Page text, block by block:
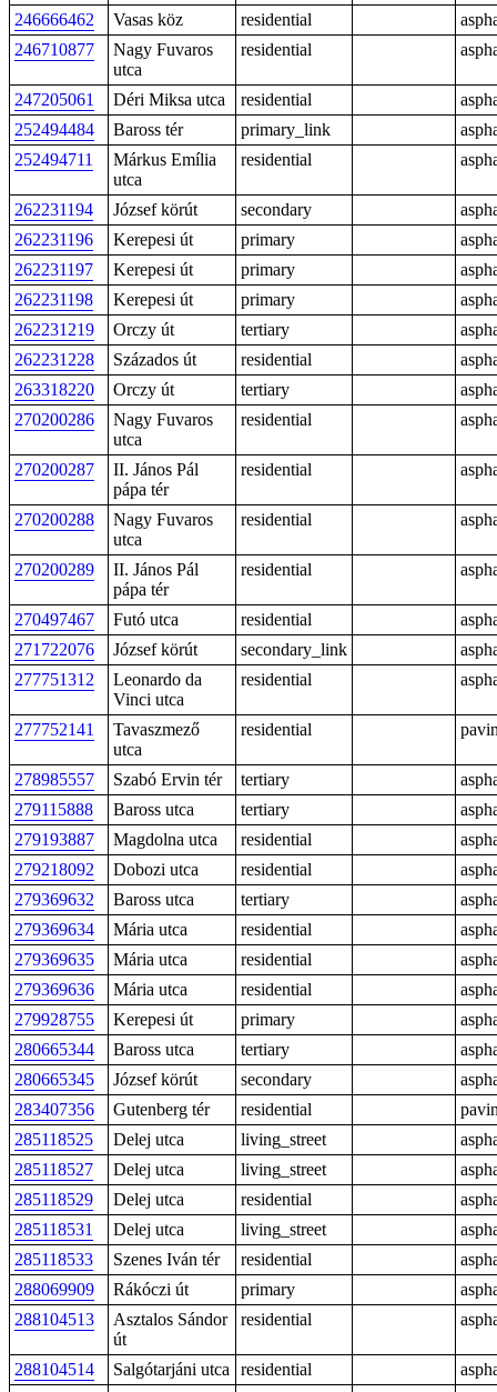
246666462 Vasas köz residential
246710877
Nagy Fuvaros
utca
residential
247205061 Déri Miksa utca residential
252494484
Baross tér primary_link
252494711
Márkus Emília
utca
residential
262231194 József körút secondary
262231196
Kerepesi út primary
262231197
Kerepesi út primary
262231198
Kerepesi út primary
262231219
Orczy út tertiary
262231228
Százados út residential
263318220
Orczy út tertiary
270200286
Nagy Fuvaros
utca
residential
270200287
II. János Pál
pápa tér
residential
270200288
Nagy Fuvaros
utca
residential
270200289
II. János Pál
pápa tér
residential
270497467 Futó utca residential
271722076
József körút secondary_link
277751312
Leonardo da
Vinci utca
residential
277752141
Tavaszmező
utca
residential
278985557 Szabó Ervin tér tertiary
279115888
Baross utca tertiary
279193887
Magdolna utca residential
279218092
Dobozi utca residential
279369632
Baross utca tertiary
279369634
Mária utca residential
279369635
Mária utca residential
279369636
Mária utca residential
279928755
Kerepesi út primary
280665344
Baross utca tertiary
280665345
József körút secondary
283407356
Gutenberg tér residential
285118525
Delej utca living_street
285118527
Delej utca living_street
285118529
Delej utca residential
285118531
Delej utca living_street
285118533
Szenes Iván tér residential
288069909
Rákóczi út primary
288104513
Asztalos Sándor
út
residential
288104514 Salgótarjáni utca residential